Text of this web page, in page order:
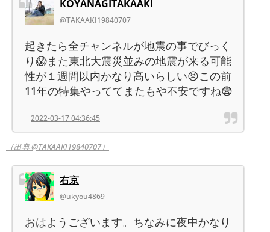
KOYANAGITAKAAKI
@TAKAAKI19840707
起きたら全チャンネルが地震の事でびっく
り😱また東北大震災並みの地震が来る可能
性が１週間以内かなり高いらしい😣この前
11年の特集やっててまたもや不安ですね😨
2022-03-17 04:36:45
（出典 @TAKAAKI19840707）
右京
@ukyou4869
おはようございます。ちなみに夜中かなり